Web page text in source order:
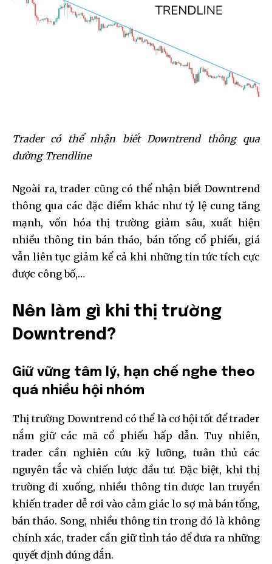
Trader có thể nhận biết Downtrend thông qua
đường Trendline
Ngoài ra, trader cũng có thể nhận biết Downtrend
thông qua các đặc điểm khác như tỷ lệ cung tăng
mạnh, vốn hóa thị trường giảm sâu, xuất hiện
nhiều thông tin bán tháo, bán tống cổ phiếu, giá
vẫn liên tục giảm kể cả khi những tin tức tích cực
được công bố,…
Nên làm gì khi thị trường
Downtrend?
Giữ vững tâm lý, hạn chế nghe theo
quá nhiều hội nhóm
Thị trường Downtrend có thể là cơ hội tốt để trader
nắm giữ các mã cổ phiếu hấp dẫn. Tuy nhiên,
trader cần nghiên cứu kỹ lưỡng, tuân thủ các
nguyên tắc và chiến lược đầu tư. Đặc biệt, khi thị
trường đi xuống, nhiều thông tin được lan truyền
khiến trader dễ rơi vào cảm giác lo sợ mà bán tống,
bán tháo. Song, nhiều thông tin trong đó là không
chính xác, trader cần giữ tỉnh táo để đưa ra những
quyết định đúng đắn.